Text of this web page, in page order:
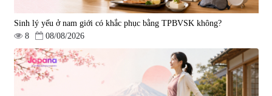
Viên uống bổ gan Ribeto Shoji
Hepaclean 60 viên
Viên uống hỗ trợ cải thiện thoát
vị đĩa đệm Kyoto Has 30 viên
|14.560
Sinh lý yếu ở nam giới có khắc phục bằng TPBVSK không?
8
08/08/2026